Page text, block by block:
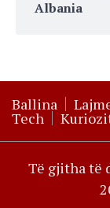
Albania
Ballina
Tech
Të gjitha të